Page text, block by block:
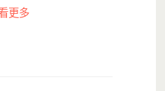
校或区（县）级以上团委审核
更多